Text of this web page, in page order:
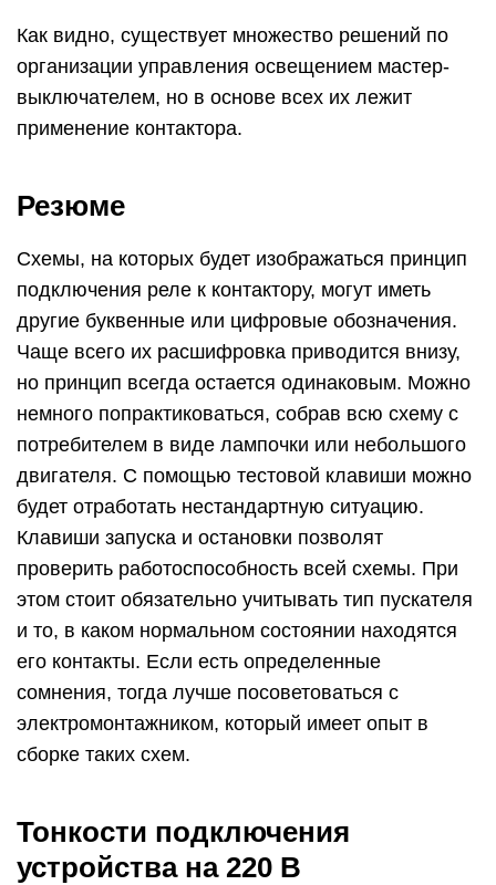
Как видно, существует множество решений по
организации управления освещением мастер-
выключателем, но в основе всех их лежит
применение контактора.
Резюме
Схемы, на которых будет изображаться принцип
подключения реле к контактору, могут иметь
другие буквенные или цифровые обозначения.
Чаще всего их расшифровка приводится внизу,
но принцип всегда остается одинаковым. Можно
немного попрактиковаться, собрав всю схему с
потребителем в виде лампочки или небольшого
двигателя. С помощью тестовой клавиши можно
будет отработать нестандартную ситуацию.
Клавиши запуска и остановки позволят
проверить работоспособность всей схемы. При
этом стоит обязательно учитывать тип пускателя
и то, в каком нормальном состоянии находятся
его контакты. Если есть определенные
сомнения, тогда лучше посоветоваться с
электромонтажником, который имеет опыт в
сборке таких схем.
Тонкости подключения
устройства на 220 В